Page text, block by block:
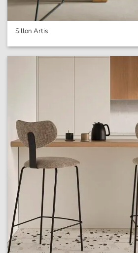
Sillon Artis